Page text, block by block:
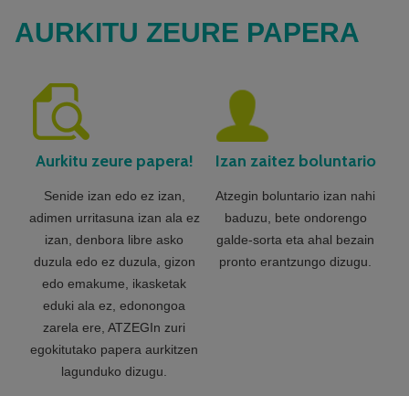
AURKITU ZEURE PAPERA
Aurkitu zeure papera!
Senide izan edo ez izan,
adimen urritasuna izan ala ez
izan, denbora libre asko
duzula edo ez duzula, gizon
edo emakume, ikasketak
eduki ala ez, edonongoa
zarela ere, ATZEGIn zuri
egokitutako papera aurkitzen
lagunduko dizugu.
Izan zaitez boluntario
Atzegin boluntario izan nahi
baduzu, bete ondorengo
galde-sorta eta ahal bezain
pronto erantzungo dizugu.